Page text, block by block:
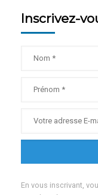
Inscrivez-
En vous inscrivant,